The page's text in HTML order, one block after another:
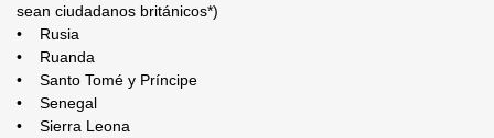
sean ciudadanos británicos*)
• Rusia
• Ruanda
• Santo Tomé y Príncipe
• Senegal
• Sierra Leona